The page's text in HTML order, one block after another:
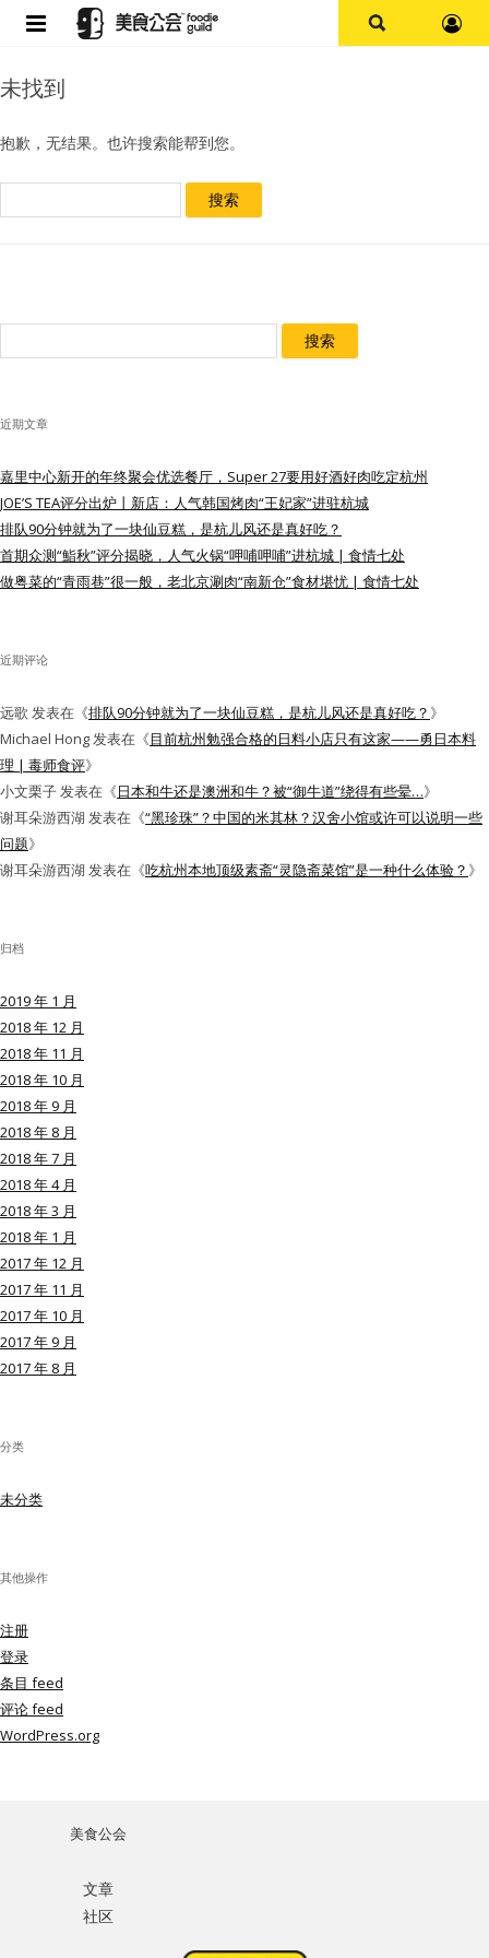
用户名或Email
密码
记住我的登录状态
探店报告
水区
公会活动
私家厨房
未找到
抱歉，无结果。也许搜索能帮到您。
索：
索：
近期文章
嘉里中心新开的年终聚会优选餐厅，Super 27要用好酒好肉吃定杭州
JOE’S TEA评分出炉丨新店：人气韩国烤肉“王妃家”进驻杭城
排队90分钟就为了一块仙豆糕，是杭儿风还是真好吃？
首期众测“鮨秋”评分揭晓，人气火锅“呷哺呷哺”进杭城 | 食情七处
做粤菜的“青雨巷”很一般，老北京涮肉“南新仓”食材堪忧 | 食情七处
近期评论
远歌 发表在《排队90分钟就为了一块仙豆糕，是杭儿风还是真好吃？ 》
Michael Hong发表在《目前杭州勉强合格的日料小店只有这家——勇日本料
理 | 毒师食评》
小文栗子发表在《日本和牛还是澳洲和牛？被“御牛道”绕得有些晕…》
谢耳朵游西湖 发表在《“黑珍珠”？中国的米其林？汉舍小馆或许可以说明一些
问题》
谢耳朵游西湖 发表在《吃杭州本地顶级素斋“灵隐斋菜馆”是一种什么体验？ 》
归档
2019 年 1 月
2018 年 12 月
2018 年 11 月
2018 年 10 月
2018 年 9 月
2018 年 8 月
2018 年 7 月
2018 年 4 月
2018 年 3 月
2018 年 1 月
2017 年 12 月
2017 年 11 月
2017 年 10 月
2017 年 9 月
2017 年 8 月
分类
未分类
其他操作
注册
登录
条目 feed
评论 feed
WordPress.org
美食公会
文章
社区